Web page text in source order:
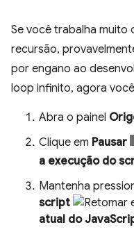
Se você trabalha muito
recursão,
por engano ao
loop infinito, agora
Abra o painel
Clique em Pausar
a execução do
Mantenha
script
atual do